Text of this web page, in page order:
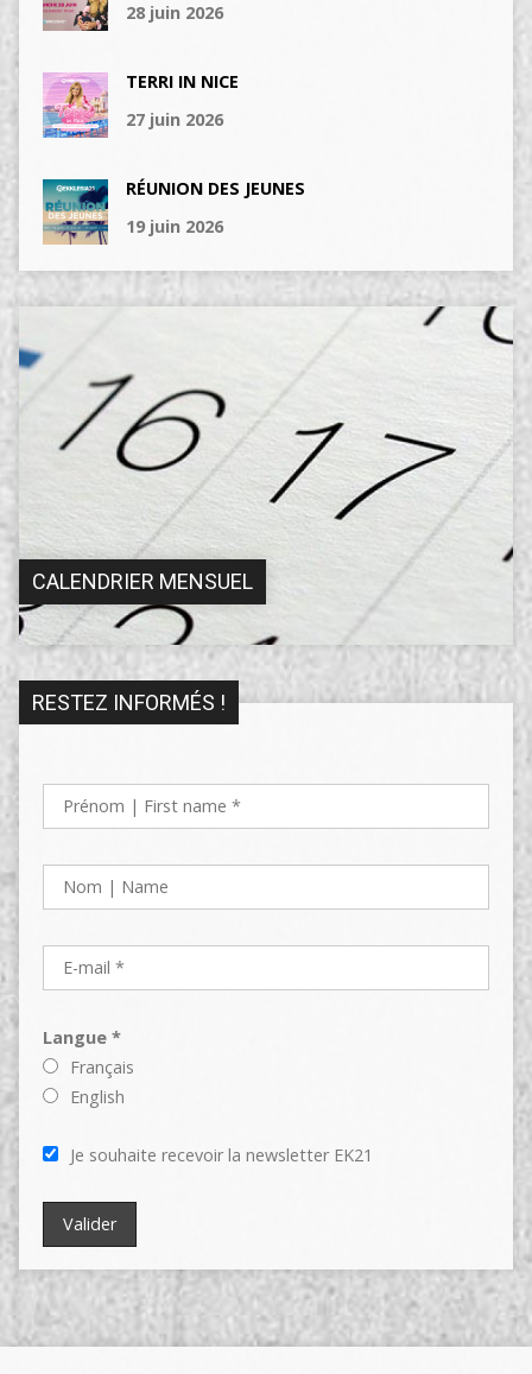
28 juin 2026
TERRI IN NICE
27 juin 2026
RÉUNION DES JEUNES
19 juin 2026
CALENDRIER MENSUEL
RESTEZ INFORMÉS !
Langue *
Français
English
Je souhaite recevoir la newsletter EK21